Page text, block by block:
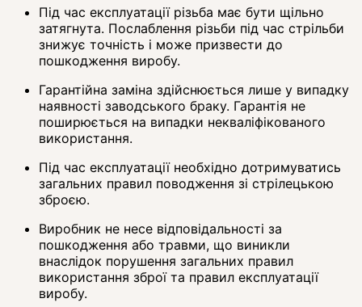
Під час експлуатації різьба має бути щільно
затягнута. Послаблення різьби під час стрільби
знижує точність і може призвести до
пошкодження виробу.
Гарантійна заміна здійснюється лише у випадку
наявності заводського браку. Гарантія не
поширюється на випадки некваліфікованого
використання.
Під час експлуатації необхідно дотримуватись
загальних правил поводження зі стрілецькою
зброєю.
Виробник не несе відповідальності за
пошкодження або травми, що виникли
внаслідок порушення загальних правил
використання зброї та правил експлуатації
виробу.